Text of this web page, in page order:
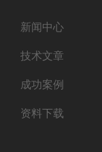
新闻中心
技术文章
成功案例
资料下载